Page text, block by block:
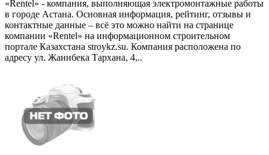
«Rentel» - компания, выполняющая электромонтажные работы
в городе Астана. Основная информация, рейтинг, отзывы и
контактные данные – всё это можно найти на странице
компании «Rentel» на информационном строительном
портале Казахстана stroykz.su. Компания расположена по
адресу ул. Жанибека Тархана, 4,..